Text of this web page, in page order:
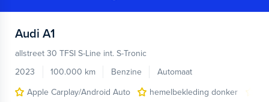
Audi A1
allstreet 30 TFSI S-Line int. S-Tronic
2023
100.000 km Benzine
Automaat
Apple Carplay/Android Auto
hemelbekleding donker